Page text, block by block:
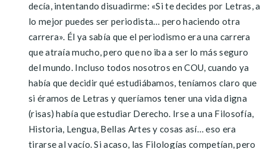
decía, intentando disuadirme: «Si te decides por Letras, a
lo mejor puedes ser periodista… pero haciendo otra
carrera». Él ya sabía que el periodismo era una carrera
que atraía mucho, pero que no iba a ser lo más seguro
del mundo. Incluso todos nosotros en COU, cuando ya
había que decidir qué estudiábamos, teníamos claro que
si éramos de Letras y queríamos tener una vida digna
(risas) había que estudiar Derecho. Irse a una Filosofía,
Historia, Lengua, Bellas Artes y cosas así… eso era
tirarse al vacío. Si acaso, las Filologías competían, pero